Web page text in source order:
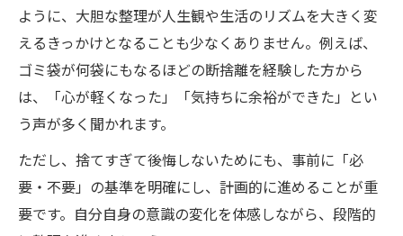
ように、大胆な整理が人生観や生活のリズムを大きく変
えるきっかけとなることも少なくありません。例えば、
ゴミ袋が何袋にもなるほどの断捨離を経験した方から
は、「心が軽くなった」「気持ちに余裕ができた」とい
う声が多く聞かれます。
ただし、捨てすぎて後悔しないためにも、事前に「必
要・不要」の基準を明確にし、計画的に進めることが重
要です。自分自身の意識の変化を体感しながら、段階的